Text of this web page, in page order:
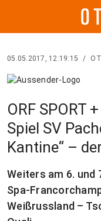
05.05.2017, 12:19:15 /
ORF SPORT
Spiel SV
Kantine“ –
Weiters am 6. und
Spa-
Weißrussland –